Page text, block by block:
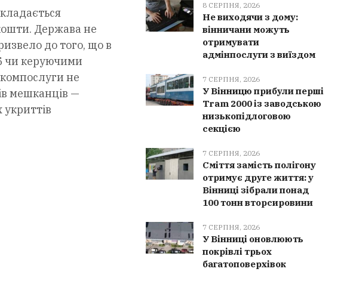
Держава не
до того, що в
чи керуючими
не
мешканців —
8 СЕРПНЯ, 2026
Не виходячи з дому:
вінничани можуть
отримувати
адмінпослуги з виїздом
7 СЕРПНЯ, 2026
У Вінницю прибули перші
Tram 2000 із заводською
низькопідлоговою
секцією
7 СЕРПНЯ, 2026
Сміття замість полігону
отримує друге життя: у
Вінниці зібрали понад
100 тонн вторсировини
7 СЕРПНЯ, 2026
У Вінниці оновлюють
покрівлі трьох
багатоповерхівок